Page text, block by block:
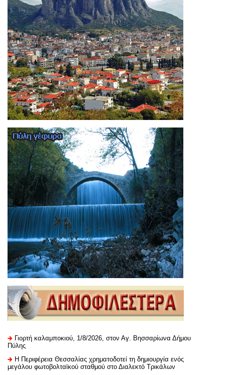
Γιορτή καλαμποκιού, 1/8/2026, στον Αγ. Βησσαρίωνα Δήμου
Πύλης
H Περιφέρεια Θεσσαλίας χρηματοδοτεί τη δημιουργία ενός
μεγάλου φωτοβολταϊκού σταθμού στο Διαλεκτό Τρικάλων